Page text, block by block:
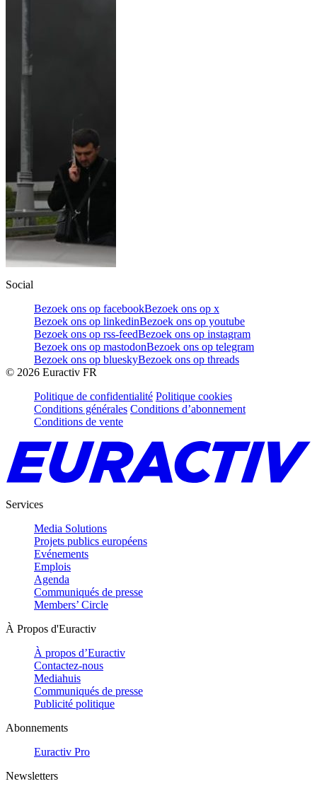
Social
Bezoek ons op facebookBezoek ons op x
Bezoek ons op linkedinBezoek ons op youtube
Bezoek ons op rss-feedBezoek ons op instagram
Bezoek ons op mastodonBezoek ons op telegram
Bezoek ons op blueskyBezoek ons op threads
© 2026 Euractiv FR
Politique de confidentialité Politique cookies
Conditions générales Conditions d’abonnement
Conditions de vente
Services
Media Solutions
Projets publics européens
Evénements
Emplois
Agenda
Communiqués de presse
Members’ Circle
À Propos d'Euractiv
À propos d’Euractiv
Contactez-nous
Mediahuis
Communiqués de presse
Publicité politique
Abonnements
Euractiv Pro
Newsletters